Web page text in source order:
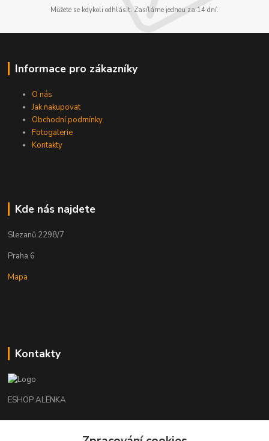
Můžete se kdykoli odhlásit. Zasíláme jednou za 14 dní.
Informace pro zákazníky
O nás
Jak nakupovat
Obchodní podmínky
Fotogalerie
Kontakty
Kde nás najdete
Slezanů 2298/7
Praha 6
Mapa
Kontakty
ESHOP ALENKA